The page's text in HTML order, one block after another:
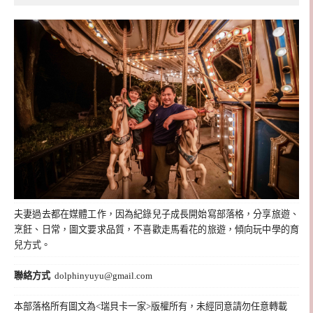
夫妻過去都在媒體工作，因為紀錄兒子成長開始寫部落格，分享旅遊、
烹飪、日常，圖文要求品質，不喜歡走馬看花的旅遊，傾向玩中學的育
兒方式。
聯絡方式 dolphinyuyu@gmail.com
本部落格所有圖文為<瑞貝卡一家>版權所有，未經同意請勿任意轉載